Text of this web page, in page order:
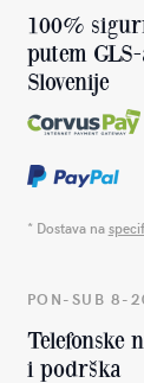
100%
putem
Slovenije
* Dostava na
PON-SUB 8-
Telefonske
i podrška